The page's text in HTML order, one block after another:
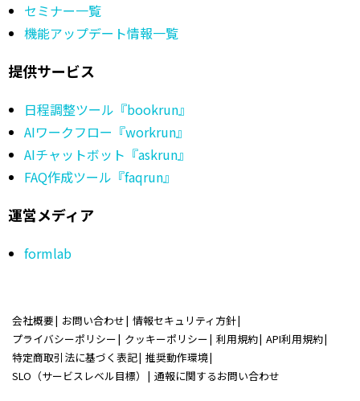
セミナー一覧
機能アップデート情報一覧
提供サービス
日程調整ツール『bookrun』
AIワークフロー『workrun』
AIチャットボット『askrun』
FAQ作成ツール『faqrun』
運営メディア
formlab
会社概要 お問い合わせ 情報セキュリティ方針
プライバシーポリシー
クッキーポリシー 利用規約 API利用規約
特定商取引法に基づく表記 推奨動作環境
SLO（サービスレベル目標）
通報に関するお問い合わせ